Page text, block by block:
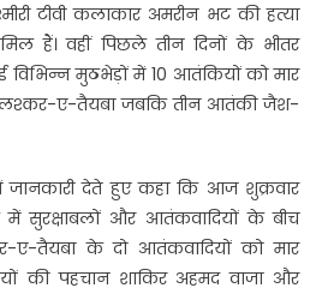
टीवी कलाकार अमरीन भट की हत्या
हैं। वहीं पिछले तीन दिनों के भीतर
विभिन्न मुठभेड़ों में 10 आतंकियों को मार
लश्कर-ए-तैयबा जबकि तीन आतंकी जैश-
जानकारी देते हुए कहा कि आज शुक्रवार
सुरक्षाबलों और आतंकवादियों के बीच
तैयबा के दो आतंकवादियों को मार
की पहचान शाकिर अहमद वाजा और